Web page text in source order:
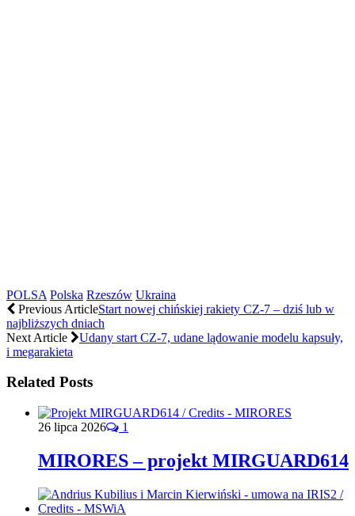
POLSA Polska Rzeszów Ukraina
Previous ArticleStart nowej chińskiej rakiety CZ-7 – dziś lub w
najbliższych dniach
Next Article
Udany start CZ-7, udane lądowanie modelu kapsuły,
i megarakieta
Related Posts
26 lipca 2026 1
MIRORES – projekt MIRGUARD614